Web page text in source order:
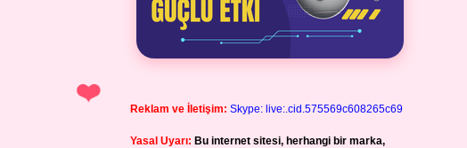
Reklam ve İletişim: Skype: live:.cid.575569c608265c69
Yasal Uyarı: Bu internet sitesi, herhangi bir marka,